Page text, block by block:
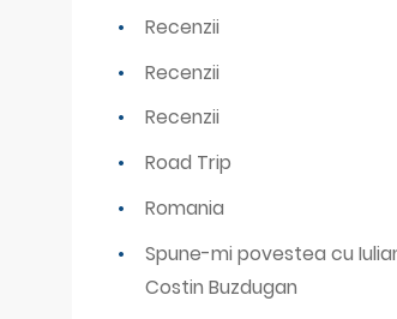
Recenzii
Recenzii
Recenzii
Road Trip
Romania
Spune-mi povestea cu
Costin Buzdugan